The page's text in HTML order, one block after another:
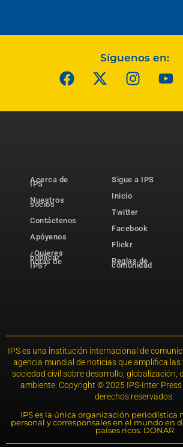
Síguenos en:
Acerca de
IPS
Nuestros
socios
Contáctenos
Apóyenos
¿Quieres
publicar
notas de
IPS?
Sigue a IPS
Inicio
Twitter
Facebook
Flickr
Reglas de
comunidad
IPS es una institución internacional de
agencia mundial de noticias que amplifica las
sociedad civil sobre desarrollo, globalización,
ambiente. Copyright © 2025 IPS-Inter Press
derechos reservados.
IPS es la única organización periodística
personal y corresponsales en el mundo en
países ricos. DONAR